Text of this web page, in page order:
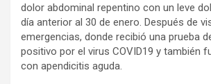
dolor abdominal repentino con un leve
día anterior al 30 de enero. Después de
emergencias, donde recibió una prueba
positivo por el virus COVID19 y también
con apendicitis aguda.